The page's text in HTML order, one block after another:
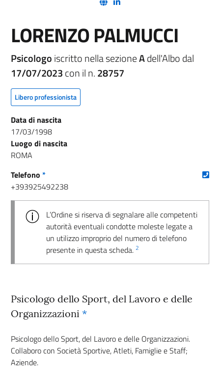
LORENZO PALMUCCI
Psicologoiscritto nella sezioneAdell'Albo dal
17/07/2023con il n.28757
Libero professionista
Data di nascita
17/03/1998
Luogo di nascita
ROMA
Telefono *
+393925492238
L’Ordine si riserva di segnalare alle competenti
autorità eventuali condotte moleste legate a
un utilizzo improprio del numero di telefono
presente in questa scheda. 2
Psicologo dello Sport, del Lavoro e delle
Organizzazioni *
Psicologo dello Sport, del Lavoro e delle Organizzazioni.
Collaboro con Società Sportive, Atleti, Famiglie e Staff;
Aziende.